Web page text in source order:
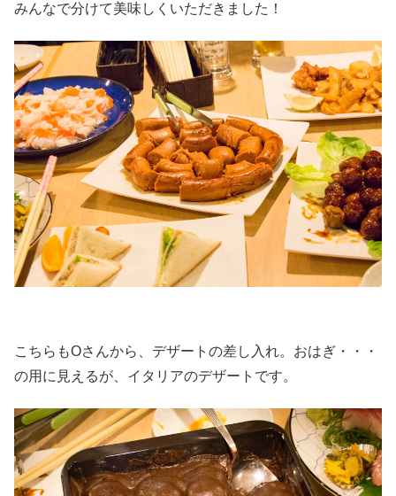
みんなで分けて美味しくいただきました！
こちらもOさんから、デザートの差し入れ。おはぎ・・・
の用に見えるが、イタリアのデザートです。